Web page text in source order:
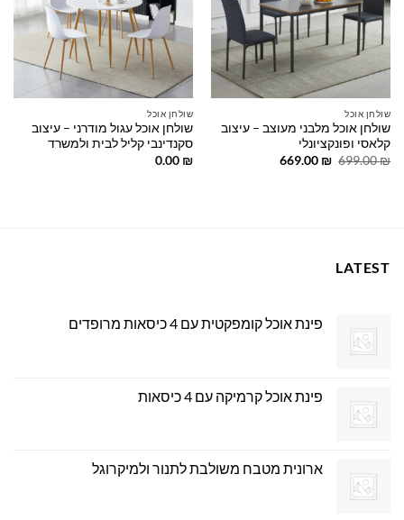
שולחן אוכל
שולחן אוכל מלבני מעוצב – עיצוב
קלאסי ופונקציונלי
699.00₪
המחיר
669.00 ₪
המחיר
שולחן אוכל
שולחן אוכל עגול מודרני – עיצוב
סקנדינבי קליל לבית ולמשרד
0.00 ₪
LATEST
פינת אוכל קומפקטית עם 4 כיסאות מרופדים
פינת אוכל קרמיקה עם 4 כיסאות
ארונית מטבח משולבת לתנור ולמיקרוגל